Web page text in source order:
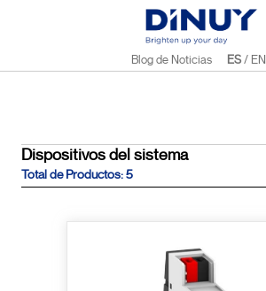
Blog de Noticias ES/ EN
Dispositivos del sistema
Total de Productos: 5